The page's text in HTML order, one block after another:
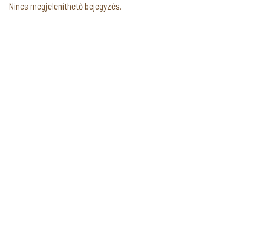
Nincs megjeleníthető bejegyzés.